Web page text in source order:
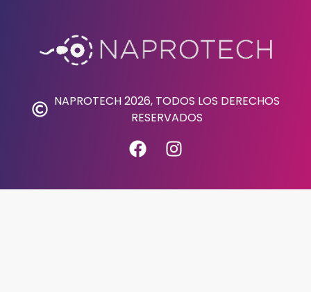
NAPROTECH 2026, TODOS LOS DERECHOS
RESERVADOS